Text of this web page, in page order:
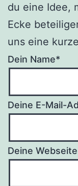
du eine Idee,
Ecke
uns eine
Dein Name*
Deine E-Mail-
Deine Webseite